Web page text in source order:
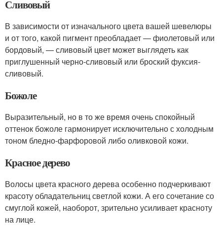
Сливовый
В зависимости от изначального цвета вашей шевелюры
и от того, какой пигмент преобладает — фиолетовый или
бордовый, — сливовый цвет может выглядеть как
приглушенный черно-сливовый или броский фуксия-
сливовый.
Божоле
Выразительный, но в то же время очень спокойный
оттенок божоле гармонирует исключительно с холодным
тоном бледно-фарфоровой либо оливковой кожи.
Красное дерево
Волосы цвета красного дерева особенно подчеркивают
красоту обладательниц светлой кожи. А его сочетание со
смуглой кожей, наоборот, зрительно усиливает красноту
на лице.